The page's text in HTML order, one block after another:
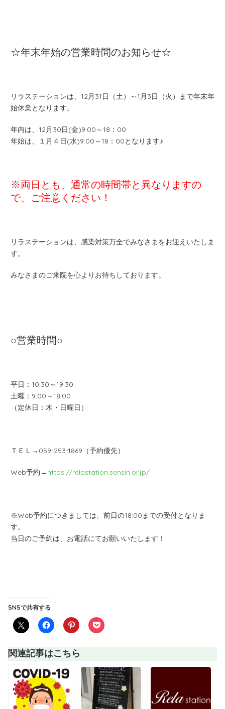
☆年末年始の営業時間のお知らせ☆
リラステーションは、12月31日（土）～1月3日（火）まで年末年
始休業となります。
年内は、12月30日(金)9:00～18：00
年始は、１月４日(水)9:00～18：00となります♪
※両日とも、通常の時間帯と異なりますの
で、ご注意ください！
リラステーションは、感染対策万全でみなさまをお迎えいたしま
す。
みなさまのご来院を心よりお待ちしております。
○営業時間○
平日：10:30～19:30
土曜：9:00～18:00
（定休日：木・日曜日）
ＴＥＬ→059-253-1869（予約優先）
Web予約→ https://relastation.sensin.or.jp/
※Web予約につきましては、前日の18:00までの受付となりま
す。
当日のご予約は、お電話にてお願いいたします！
SNSで共有する
関連記事はこちら